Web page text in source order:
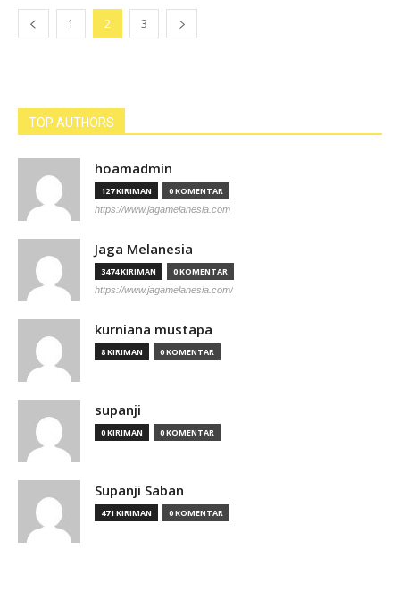
1 2 3
TOP AUTHORS
hoamadmin
127 KIRIMAN 0 KOMENTAR
https://www.jagamelanesia.com
Jaga Melanesia
3474 KIRIMAN 0 KOMENTAR
https://www.jagamelanesia.com/
kurniana mustapa
8 KIRIMAN 0 KOMENTAR
supanji
0 KIRIMAN 0 KOMENTAR
Supanji Saban
471 KIRIMAN 0 KOMENTAR